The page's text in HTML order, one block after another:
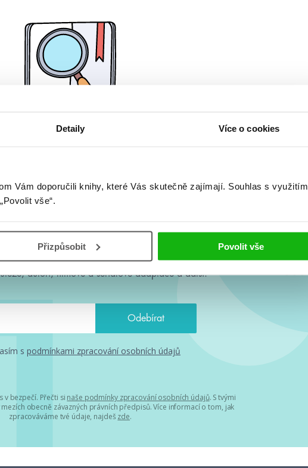
Detaily Více o cookies
Vám doporučili knihy, které Vás skutečně zajímají. Souhlas s využitím
vše“.
Přizpůsobit Povolit vše
#HumbookNews
každý měsíc rovnou do mailu! Nové knihy, co se
autoři, filmové a seriálové adaptace a další.
s podmínkami zpracování osobních údajů
v bezpečí. Přečti si naše podmínky zpracování osobních údajů. S tvými
obecně závazných právních předpisů. Více informací o tom, jak
zpracováváme tvé údaje, najdeš zde.